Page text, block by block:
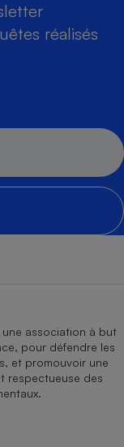
réalisés
une association à but
pour défendre les
et promouvoir une
respectueuse des